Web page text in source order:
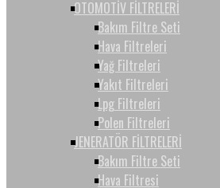
OTOMOTİV FİLTRELERİ
Bakım Filtre Seti
Hava Filtreleri
Yağ Filtreleri
Yakıt Filtreleri
Lpg Filtreleri
Polen Filtreleri
JENERATÖR FİLTRELERİ
Bakım Filtre Seti
Hava Filtresi